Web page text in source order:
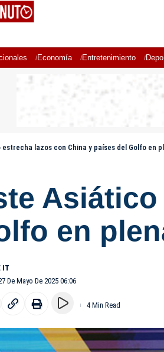
Economía Entretenimiento
lazos con China y países del Golfo en
en
De Mayo De 2025 06:06
4 Min Read